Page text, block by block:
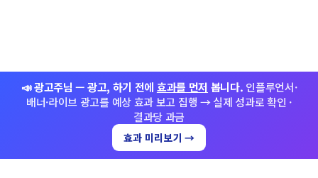
📣 광고주님 — 광고, 하기 전에 효과를 먼저 봅니다. 인플루언서·
배너·라이브 광고를 예상 효과 보고 집행 → 실제 성과로 확인 ·
결과당 과금
효과 미리보기 →